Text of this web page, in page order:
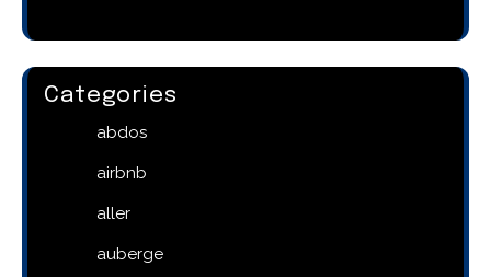
Categories
abdos
airbnb
aller
auberge